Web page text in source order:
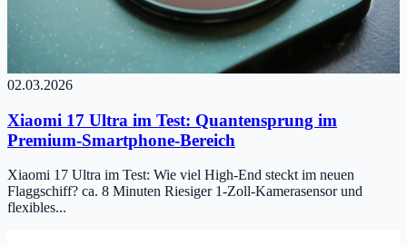
02.03.2026
Xiaomi 17 Ultra im Test: Quantensprung im
Premium-Smartphone-Bereich
Xiaomi 17 Ultra im Test: Wie viel High-End steckt im neuen
Flaggschiff? ca. 8 Minuten Riesiger 1-Zoll-Kamerasensor und
flexibles...